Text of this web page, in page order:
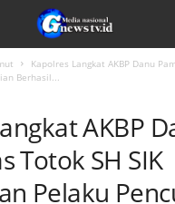
Kapolres Langkat AKBP Danu
Berhasil...
AKBP
Totok SH SIK
Pelaku